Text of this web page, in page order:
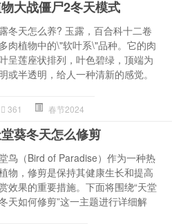
大战僵尸2冬天模式
冬天怎么养? 玉露，百合科十二卷
肉植物中的\"软叶系\"品种。它的肉
呈莲座状排列，叶色碧绿，顶端为
或半透明，给人一种清新的感觉。
361 春节2024
葵冬天怎么修剪
鸟（Bird of Paradise）作为一种热
物，修剪是保持其健康生长和提高
效果的重要措施。下面将围绕“天堂
天如何修剪”这一主题进行详细解